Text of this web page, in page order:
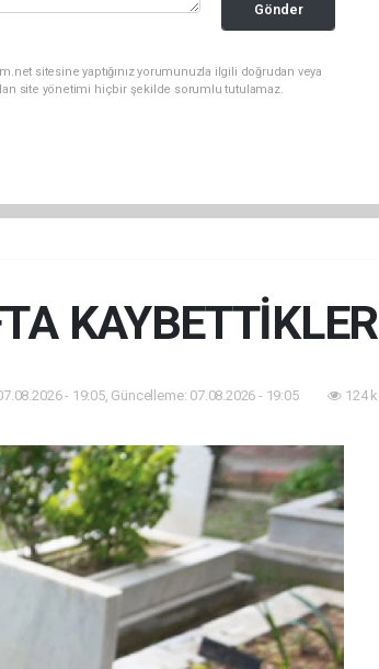
Gönder
sitesine yaptığınız yorumunuzla ilgili doğrudan veya
site yönetimi hiçbir şekilde sorumlu tutulamaz.
- 19:05, Güncelleme: 07.08.2026 - 19:05 124